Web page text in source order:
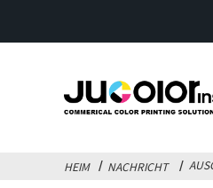
HEIM NACHRICHT